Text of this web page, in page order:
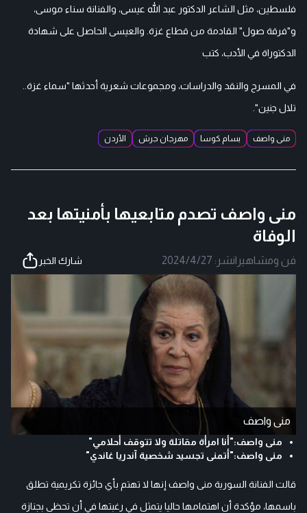
فلسطين، مثل الشاعر الدكتور عبد الله عيسى، والفنانة سناء موسى،
و"فرقة صول" القادمة من قطاع غزة. والعيسى الحاصل على شهادة
الدكتوراة في الأدب، كتب
في المسرح والنقد والدراسات، ومجموعات شعرية أحدثها "سماء غزة..
تلال جنين".
منى واصف بسام كوسا مهرجان جرش الأردن
منى واصف تصدم متابعيها بأمنيتها بعد
الوفاة
فن ومشاهير |نشر: 2024/4/27 شارك الخبر
منى واصف
منى واصف:"أنا امرأة مقاتلة ولا تتوقف أحلامي"
منى واصف:"أتمنى تجسيد شخصية آندريا غاندي"
قالت الفنانة السورية منى واصف إنها لا تهتم بأي جائزة تكريمية تطلق
باسمها، مؤكدة أن اهتمامها حاليا يتمثل في رغبتها في أن تحظى بجنازة